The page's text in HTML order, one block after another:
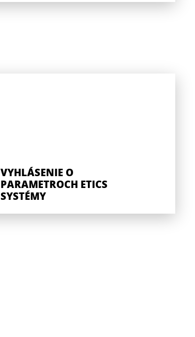
VYHLÁSENIE O
PARAMETROCH ETICS
SYSTÉMY